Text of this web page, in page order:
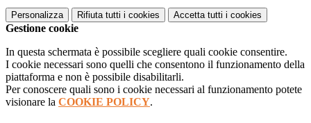
Personalizza Rifiuta tutti i cookies Accetta tutti i cookies
Gestione cookie
In questa schermata è possibile scegliere quali cookie consentire.
I cookie necessari sono quelli che consentono il funzionamento della
piattaforma e non è possibile disabilitarli.
Per conoscere quali sono i cookie necessari al funzionamento potete
visionare la COOKIE POLICY.